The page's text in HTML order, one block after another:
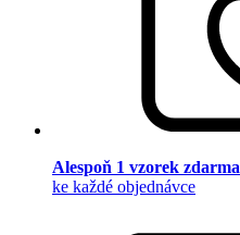
Alespoň 1 vzorek zdarma
ke každé objednávce